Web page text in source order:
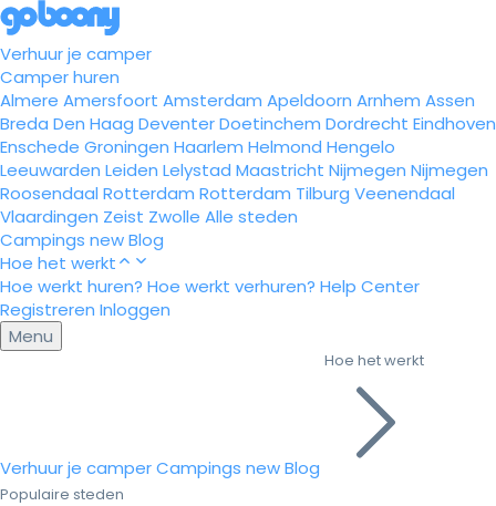
Verhuur je camper
Camper huren
Almere Amersfoort Amsterdam Apeldoorn Arnhem Assen
Breda Den Haag DeventerDoetinchem Dordrecht Eindhoven
Enschede Groningen Haarlem Helmond Hengelo
Leeuwarden Leiden Lelystad Maastricht Nijmegen Nijmegen
Roosendaal Rotterdam Rotterdam Tilburg Veenendaal
Vlaardingen Zeist Zwolle Alle steden
Campings newBlog
Hoe het werkt
Hoe werkt huren? Hoe werkt verhuren? Help Center
Registreren Inloggen
Menu
Verhuur je camperCampings newBlog
Hoe het werkt
Populaire steden